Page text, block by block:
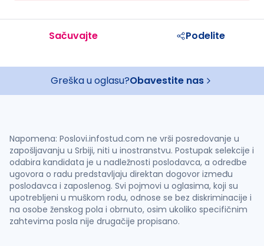
Sačuvajte Podelite
Greška u oglasu?Obavestite nas
Napomena: Poslovi.infostud.com ne vrši posredovanje u
zapošljavanju u Srbiji, niti u inostranstvu. Postupak selekcije i
odabira kandidata je u nadležnosti poslodavca, a odredbe
ugovora o radu predstavljaju direktan dogovor između
poslodavca i zaposlenog. Svi pojmovi u oglasima, koji su
upotrebljeni u muškom rodu, odnose se bez diskriminacije i
na osobe ženskog pola i obrnuto, osim ukoliko specifičnim
zahtevima posla nije drugačije propisano.